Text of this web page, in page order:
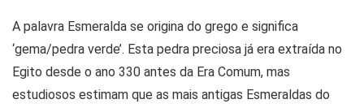
A palavra Esmeralda se origina do grego e significa
‘gema/pedra verde’. Esta pedra preciosa já era extraída no
Egito desde o ano 330 antes da Era Comum, mas
estudiosos estimam que as mais antigas Esmeraldas do